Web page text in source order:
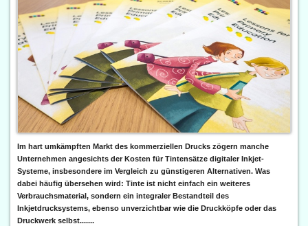
Im hart umkämpften Markt des kommerziellen Drucks zögern manche
Unternehmen angesichts der Kosten für Tintensätze digitaler Inkjet-
Systeme, insbesondere im Vergleich zu günstigeren Alternativen. Was
dabei häufig übersehen wird: Tinte ist nicht einfach ein weiteres
Verbrauchsmaterial, sondern ein integraler Bestandteil des
Inkjetdrucksystems, ebenso unverzichtbar wie die Druckköpfe oder das
Druckwerk selbst.......